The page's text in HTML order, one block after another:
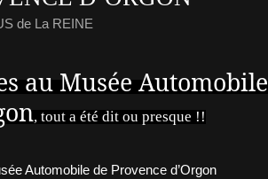
de La REINE
au Musée Automobile
, tout a été dit ou presque !!